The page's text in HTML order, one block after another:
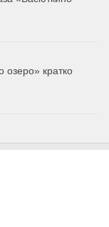
озеро» кратко